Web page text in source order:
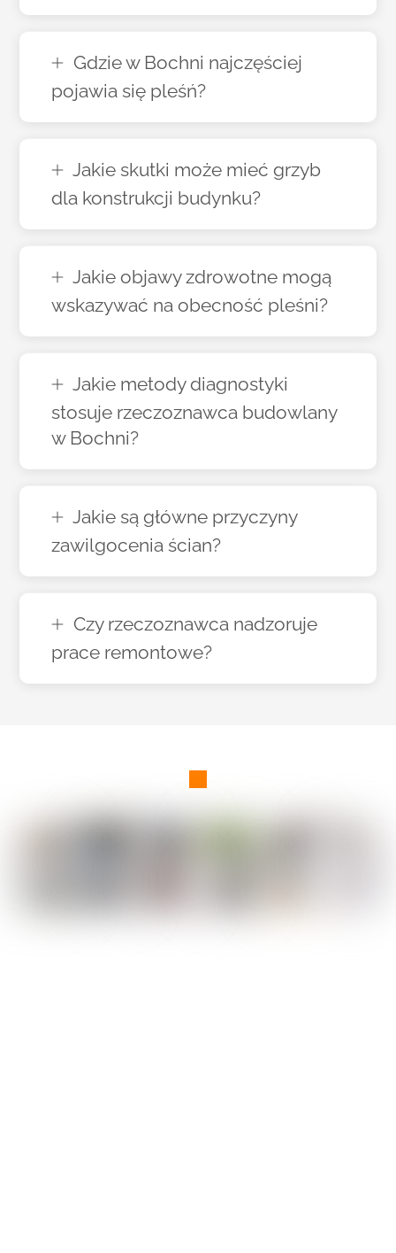
Gdzie w Bochni najczęściej
pojawia się pleśń?
Jakie skutki może mieć grzyb
dla konstrukcji budynku?
Jakie objawy zdrowotne mogą
wskazywać na obecność pleśni?
Jakie metody diagnostyki
stosuje rzeczoznawca budowlany
w Bochni?
Jakie są główne przyczyny
zawilgocenia ścian?
Czy rzeczoznawca nadzoruje
prace remontowe?